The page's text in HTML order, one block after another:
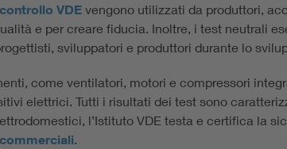
VDE vengono utilizzati da produttori,
e per creare fiducia. Inoltre, i test neutrali
sviluppatori e produttori durante lo
come ventilatori, motori e compressori
elettrici. Tutti i risultati dei test sono
l’Istituto VDE testa e certifica la
.